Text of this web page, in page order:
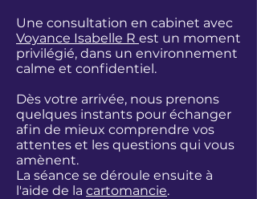
Une consultation en cabinet avec
Voyance Isabelle R est un moment
privilégié, dans un environnement
calme et confidentiel.
Dès votre arrivée, nous prenons
quelques instants pour échanger
afin de mieux comprendre vos
attentes et les questions qui vous
amènent.
La séance se déroule ensuite à
l'aide de la cartomancie.